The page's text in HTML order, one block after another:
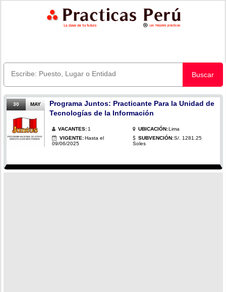
Buscar
30 MAY
Programa Juntos: Practicante Para la Unidad de
Tecnologías de la Información
VACANTES: 1 UBICACIÓN:Lima
VIGENTE:Hasta el
09/06/2025
SUBVENCIÓN:S/. 1281.25
Soles